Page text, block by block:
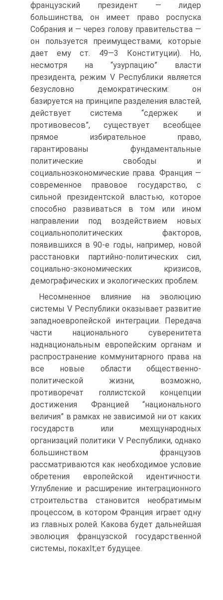
французский президент — лидер
большинства, он имеет право роспуска
Собрания и — через голову правительства —
он пользуется преимуществами, которые
дает ему ст. 49—3 Конституции). Но,
несмотря на “узурпацию” власти
президента, режим V Республики является
безусловно демократическим: он
базируется на принципе разделения властей,
действует система “сдержек и
противовесов”, существует всеобщее
прямое избирательное право,
гарантированы фундаментальные
политические свободы и
социальноэкономические права. Франция —
современное правовое государство, с
сильной президентской властью, которое
способно развиваться в том или ином
направлении под воздействием новых
социальнополитических факторов,
появившихся в 90-е годы, например, новой
расстановки партийно-политических сил,
социально-экономических кризисов,
демографических и экологических проблем.
Несомненное влияние на эволюцию
системы V Республики оказывает развитие
западноевропейской интеграции. Передача
части национального суверенитета
наднациональным европейским органам и
распространение коммунитарного права на
все новые области общественно-
политической жизни, возможно,
противоречат голлистской концепции
достижения Францией “национального
величия” в рамках не зависимой ни от каких
государств или мехщународных
организаций политики V Республики, однако
большинством французов
рассматриваются как необходимое условие
обретения европейской идентичности.
Углубление и расширение интеграционного
строительства становится необратимым
процессом, в котором Франция играет одну
из главных ролей. Какова будет дальнейшая
эволюция французской государственной
системы, покахlt;ет будущее.